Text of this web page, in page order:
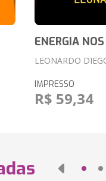
ENERGIA
LEONARDO
IMPRESSO
R$ 59,34